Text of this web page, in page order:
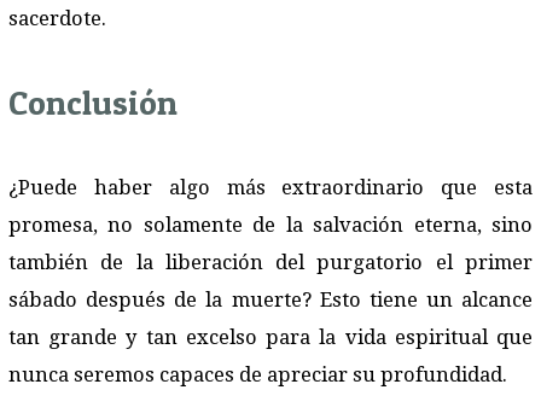
sacerdote.
Conclusión
¿Puede haber algo más extraordinario que esta
promesa, no solamente de la salvación eterna, sino
también de la liberación del purgatorio el primer
sábado después de la muerte? Esto tiene un alcance
tan grande y tan excelso para la vida espiritual que
nunca seremos capaces de apreciar su profundidad.